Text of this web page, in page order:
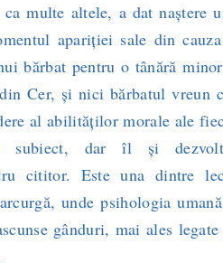
multe altele, a dat naştere
apariţiei sale din
bărbat pentru o tânără
Cer, şi nici bărbatul vreun
al abilităţilor morale ale
subiect, dar îl şi
cititor. Este una dintre
unde psihologia
gânduri, mai ales